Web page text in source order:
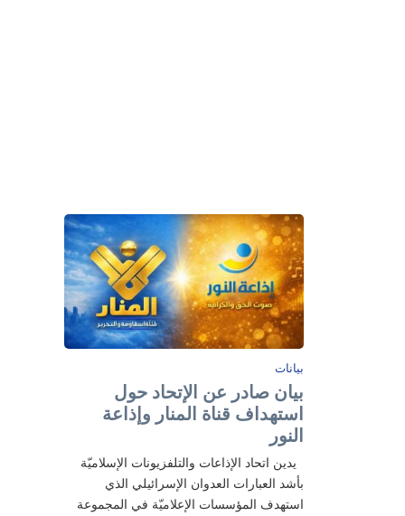
بيانات
بيان صادر عن الإتحاد حول
استهداف قناة المنار وإذاعة
النور
يدين اتحاد الإذاعات والتلفزيونات الإسلاميّة
بأشد العبارات العدوان الإسرائيلي الذي
استهدف المؤسسات الإعلاميّة في المجموعة